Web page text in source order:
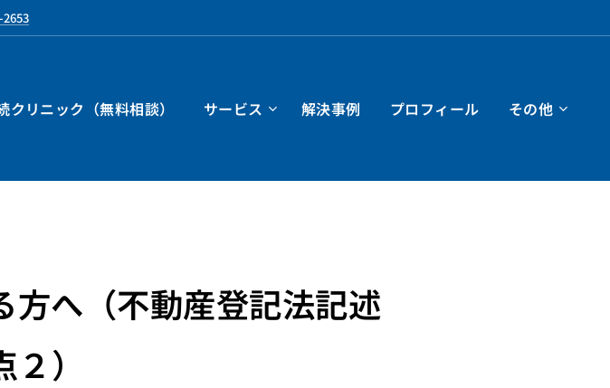
クリニック（無料相談） サービス 解決事例 プロフィール その他
方へ（不動産登記法記述
）